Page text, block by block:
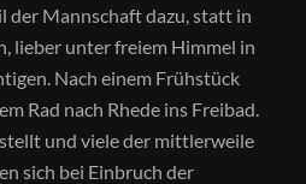
Mannschaft dazu, statt in
lieber unter freiem Himmel in
Nach einem Frühstück
Rad nach Rhede ins Freibad.
und viele der mittlerweile
sich bei Einbruch der